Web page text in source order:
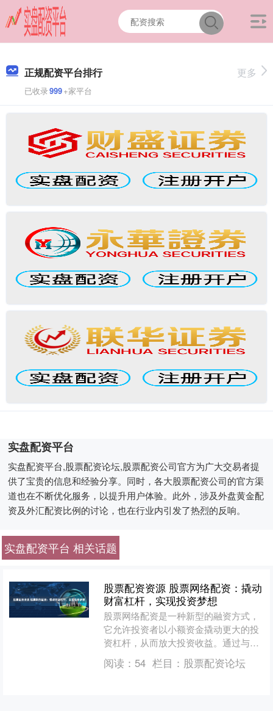
正规配资平台排行
已收录999+家平台
更多
实盘配资平台
实盘配资平台,股票配资论坛,股票配资公司官方为广大交易者提
供了宝贵的信息和经验分享。同时，各大股票配资公司的官方渠
道也在不断优化服务，以提升用户体验。此外，涉及外盘黄金配
资及外汇配资比例的讨论，也在行业内引发了热烈的反响。
实盘配资平台 相关话题
股票配资资源 股票网络配资：撬动
财富杠杆，实现投资梦想
股票网络配资是一种新型的融资方式，
它允许投资者以小额资金撬动更大的投
资杠杆，从而放大投资收益。通过与正
规的配资公司合作股票配资资源，投资
者可以获得高达数倍于自身....
阅读： 54 栏目： 股票配资论坛